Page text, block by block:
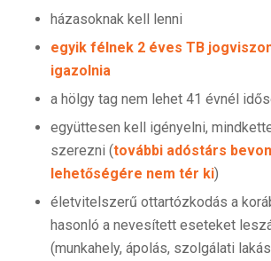
házasoknak kell lenni
egyik félnek 2 éves TB
igazolnia
a hölgy tag nem lehet 41 évnél
együttesen kell igényelni,
szerezni (további adóstárs
lehetőségére nem tér ki)
életvitelszerű ottartózkodás a
hasonló a nevesített eseteket
(munkahely, ápolás, szolgálati